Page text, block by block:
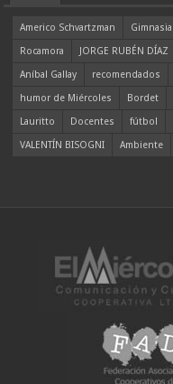
Americo Schvartzman Gimnasia
Rocamora
JORGE RUBÉN DÍAZ
Aníbal Gallay
recomendados
humor de Miércoles
Bordet
Lauritto
Docentes fútbol
VALENTÍN BISOGNI
Ambiente